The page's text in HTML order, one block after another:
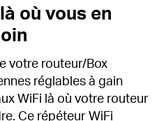
où vous en
votre routeur/Box
réglables à gain
WiFi là où votre routeur
Ce répéteur WiFi